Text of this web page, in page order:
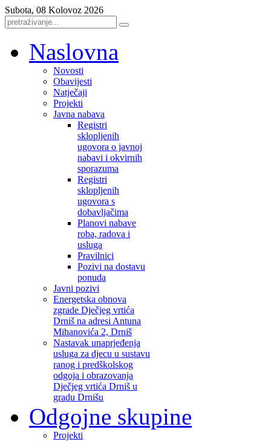
Subota, 08 Kolovoz 2026
Naslovna
Novosti
Obavijesti
Natječaji
Projekti
Javna nabava
Registri
sklopljenih
ugovora o javnoj
nabavi i okvirnih
sporazuma
Registri
sklopljenih
ugovora s
dobavljačima
Planovi nabave
roba, radova i
usluga
Pravilnici
Pozivi na dostavu
ponuda
Javni pozivi
Energetska obnova
zgrade Dječjeg vrtića
Drniš na adresi Antuna
Mihanovića 2, Drniš
Nastavak unaprjeđenja
usluga za djecu u sustavu
ranog i predškolskog
odgoja i obrazovanja
Dječjeg vrtića Drniš u
gradu Drnišu
Odgojne skupine
Projekti